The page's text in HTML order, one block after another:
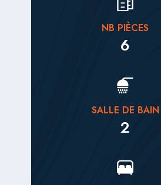
NB PIÈCES
6
SALLE DE BAIN
2